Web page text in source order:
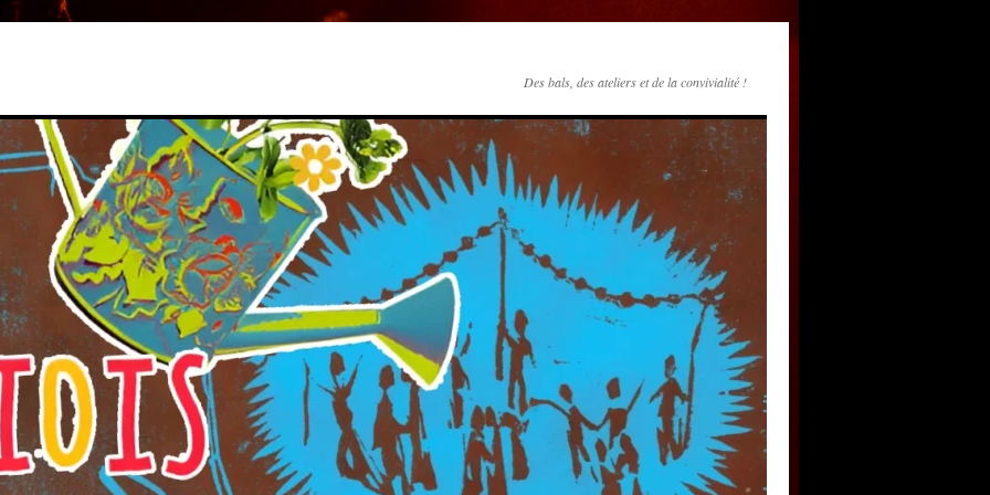
Des bals, des ateliers et de la convivialité !